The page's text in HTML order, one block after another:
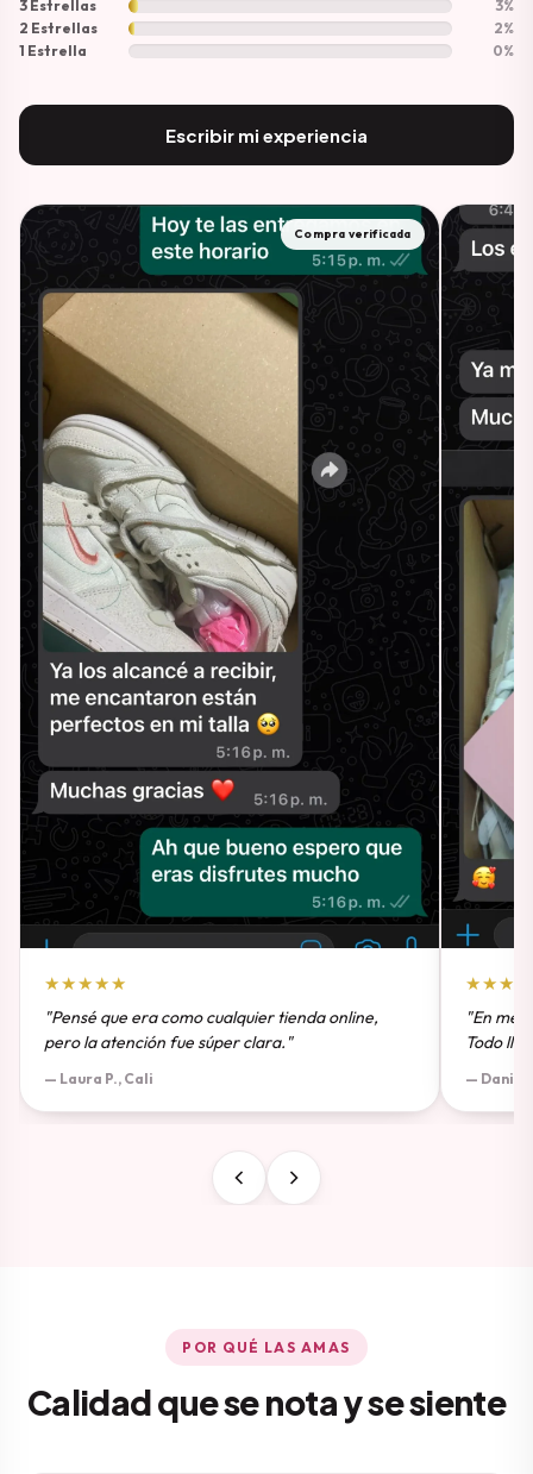
3 Estrellas
3%
2 Estrellas
2%
1 Estrella
0%
Escribir mi experiencia
Compra verificada
★★★★★
"Pensé que era como cualquier tienda online,
pero la atención fue súper clara."
— Laura P., Cali
"En
Todo
—
POR QUÉ LAS AMAS
Calidad que se nota y se siente